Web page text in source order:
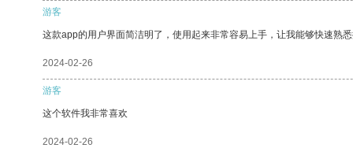
游客
这款app的用户界面简洁明了，使用起来非常容易上手，让我能够快速熟
2024-02-26
游客
这个软件我非常喜欢
2024-02-26